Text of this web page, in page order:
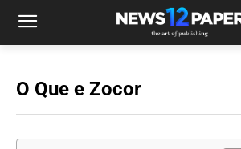
O Que e Zocor